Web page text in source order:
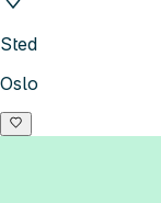
Sted
Oslo